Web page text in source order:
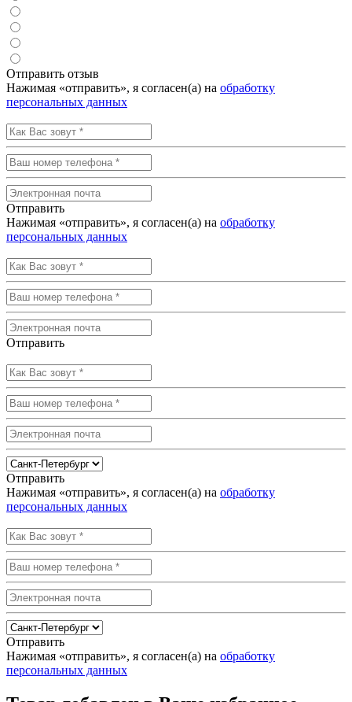
Отправить отзыв
Нажимая «отправить», я согласен(а) на обработку
персональных данных
Отправить
Нажимая «отправить», я согласен(а) на обработку
персональных данных
Отправить
Отправить
Нажимая «отправить», я согласен(а) на обработку
персональных данных
Отправить
Нажимая «отправить», я согласен(а) на обработку
персональных данных